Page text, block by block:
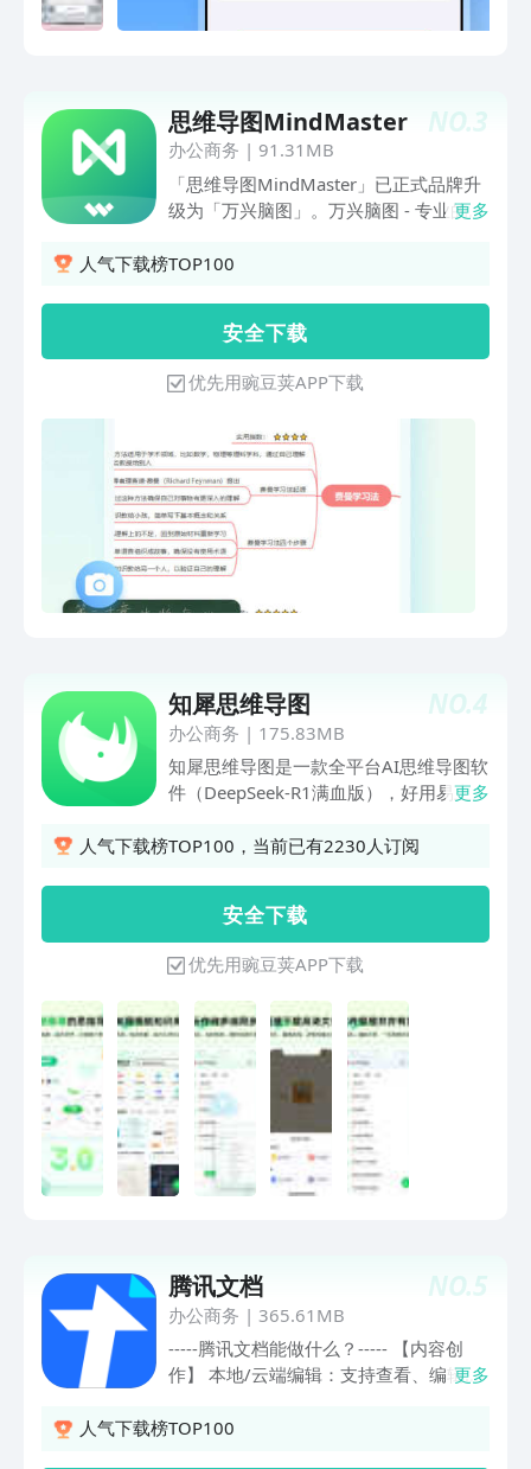
NO.3
思维导图MindMaster
办公商务 | 91.31MB
「思维导图MindMaster」已正式品牌升
级为「万兴脑图」。万兴脑图 - 专业的AI
内置100万+模板，可以一键套用，快速
辑。万兴脑图拥有全场景一站式思维导图
解决方案，轻松创建、管理、展示、分
享、协作你的作品，附加功能也满分。可
应用于各大场景如读书笔记、学习备考、
职场梳理、项目管理和生活娱乐。 万兴
脑图特色功能： #脑图AI# 输入一段话，
万兴脑图 AI智能助手将快速输出对应场
景方案，一键思维导图、AI绘图、塔罗占
卜、智能注释、文案润色翻译等。 #AI绘
画# 输入一段描述或上传一张图片，用AI
的无限创意，释放你绘画的潜力。 #多端
云同步# 拥有桌面端、在线端、移动端、
或隐私问题。 #100万+导图作品社区#
万兴脑图APP内置思维导图社区，涵盖大
中小学、考研考证等教育、职场、自我提
升等各大领域的精华知识。 #高度定制每
一处细节# 万兴脑图不仅提供丰富的布
局、样式、主题及配色
更多
人气下载榜TOP100
安 全 下 载
优先用豌豆荚APP下载
NO.4
知犀思维导图
办公商务 | 175.83MB
知犀思维导图是一款全平台AI思维导图软
件（DeepSeek-R1满血版），好用易上
大纲笔记或一键AI生成脑图，可导出高清
犀免费提供 17+ 种脑图结构，向右逻辑
图，思维导图、向下分类图、时间轴、桥
形图、鱼骨图、组织结构图、括号图、气
泡图、圆圈图、因果图等创新的
Thinking Map 图形结构，适用于工作或
学习生活：读书笔记、知识点梳理、产品
规划、会议记录、头脑风暴、工作计划、
OKR、旅游计划、考公/考研/考证类学习
笔记等。 现已深度接入DeepSeek-R1满
血版等AI大模型，支持一句话AI生成脑
图、上传文档AI提炼生成脑图、脑图图片
助 中 心：https://help.zhixi.com 公 众
号：知犀思维导图
更多
人气下载榜TOP100，当前已有2230人订阅
安 全 下 载
优先用豌豆荚APP下载
NO.5
腾讯文档
办公商务 | 365.61MB
-----腾讯文档能做什么？----- 【内容创
作】 本地/云端编辑：支持查看、编辑、
辑：支持插入文本、图片、视频等丰富的
更多
人气下载榜TOP100